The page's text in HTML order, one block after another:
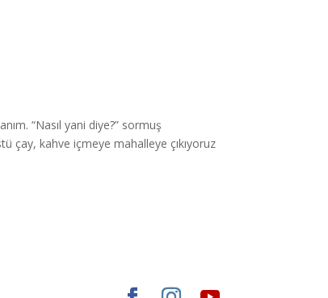
“Nasıl yani diye?” sormuş
çay, kahve içmeye mahalleye çıkıyoruz